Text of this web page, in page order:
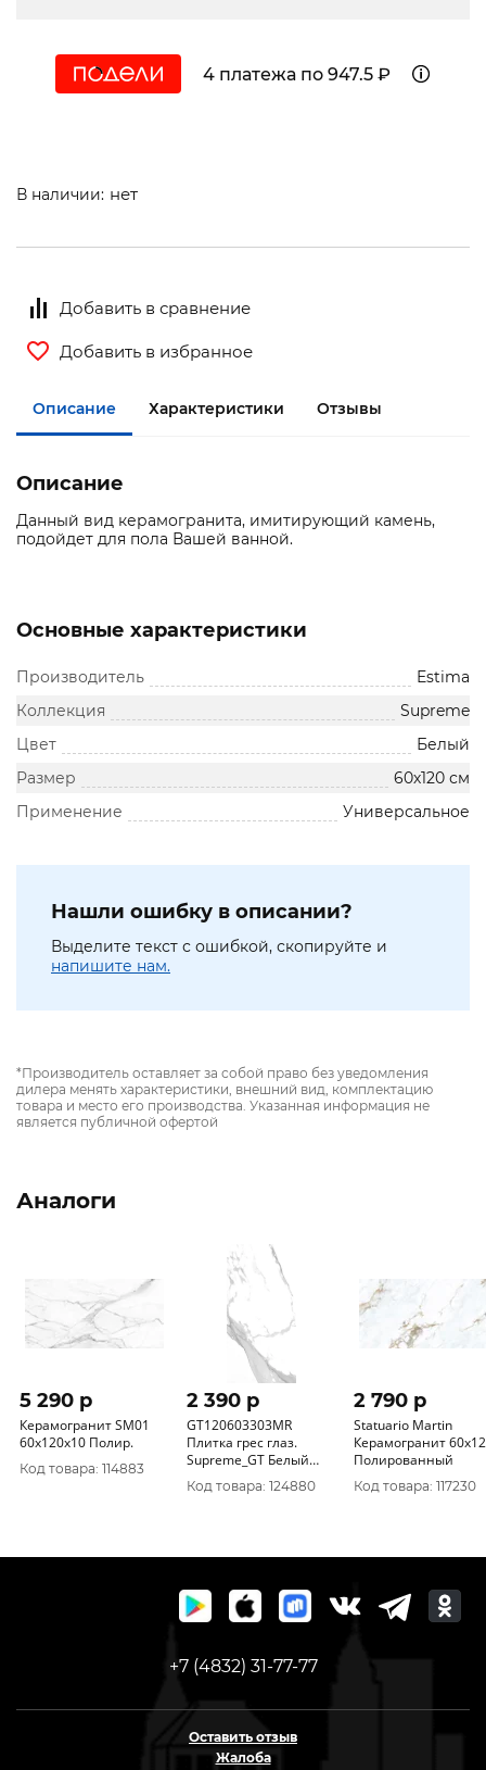
4 платежа по 947.5 ₽
В наличии: нет
Добавить в сравнение
Добавить в избранное
Описание Характеристики Отзывы
Описание
Данный вид керамогранита, имитирующий камень,
подойдет для пола Вашей ванной.
Основные характеристики
Производитель
Estima
Коллекция
Supreme
Цвет
Белый
Размер
60х120 см
Применение
Универсальное
Нашли ошибку в описании?
Выделите текст с ошибкой, скопируйте и
напишите нам.
*Производитель оставляет за собой право без уведомления
дилера менять характеристики, внешний вид, комплектацию
товара и место его производства. Указанная информация не
является публичной офертой
Аналоги
5 290 p
Керамогранит SM01
60x120x10 Полир.
Код товара: 114883
2 390 p
GT120603303MR
Плитка грес глаз.
Supreme_GT Белый
60*120 _ 1 \43, 2
Код товара: 124880
2 790 p
Statuario Martin
Керамогранит
Полированный
Код товара: 117230
+7 (4832) 31-77-77
Оставить отзыв
Жалоба